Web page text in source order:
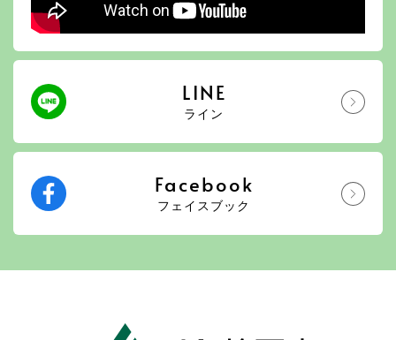
LINE
ライン
Facebook
フェイスブック